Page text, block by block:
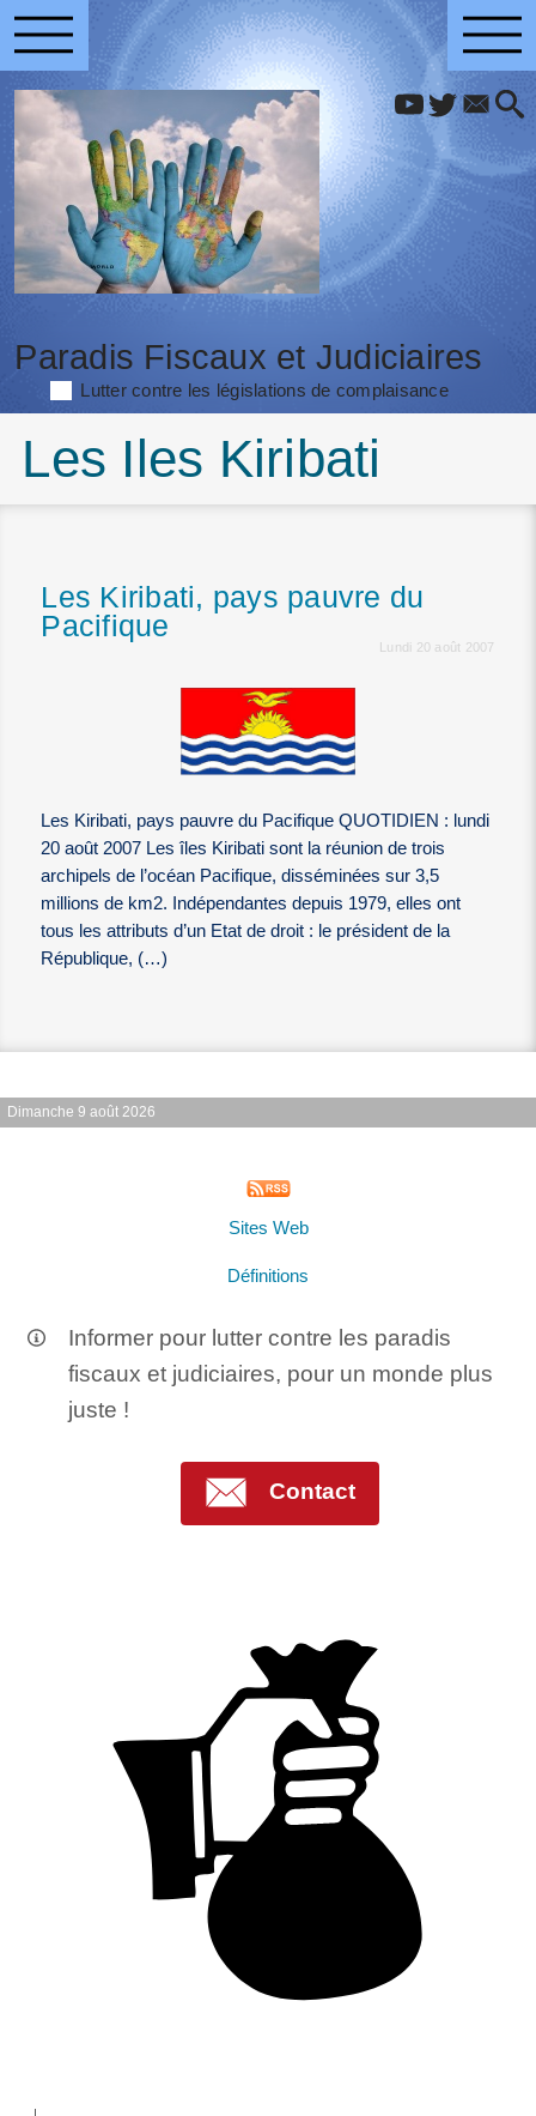
Paradis Fiscaux et Judiciaires
Lutter contre les législations de complaisance
Les Iles Kiribati
Les Kiribati, pays pauvre du
Pacifique
Lundi 20 août 2007
Les Kiribati, pays pauvre du Pacifique QUOTIDIEN : lundi
20 août 2007 Les îles Kiribati sont la réunion de trois
archipels de l’océan Pacifique, disséminées sur 3,5
millions de km2. Indépendantes depuis 1979, elles ont
tous les attributs d’un Etat de droit : le président de la
République, (…)
Dimanche 9 août 2026
Sites Web
Définitions
Informer pour lutter contre les paradis
fiscaux et judiciaires, pour un monde plus
juste !
Contact